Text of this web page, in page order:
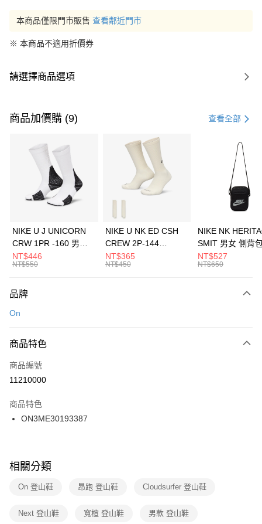
本商品僅限門市販售 查看鄰近門市
※ 本商品不適用折價券
請選擇商品選項
商品加價購 (9) 查看全部
NIKE U J UNICORN
CRW 1PR -160 男女
中統襪 FZ3393100
NT$446
NT$550
NIKE U NK ED CSH
CREW 2P-144
EMBRDY 男女 短統襪
FZ3073133
NT$365
NT$450
NIKE NK
SMIT 男女 側背
BA5871010
NT$527
NT$650
品牌
On
商品特色
商品編號
11210000
商品特色
ON3ME30193387
相關分類
On 登山鞋 昂跑 登山鞋 Cloudsurfer 登山鞋
Next 登山鞋 寬楦 登山鞋 男款 登山鞋